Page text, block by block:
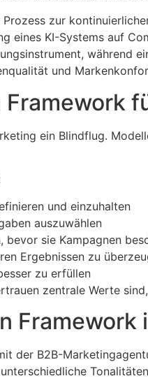
zur
eines KI-Systems auf
während
und
ein Blindflug.
und einzuhalten
auszuwählen
bevor sie Kampagnen
Ergebnissen zu
zu erfüllen
zentrale Werte
der B2B-